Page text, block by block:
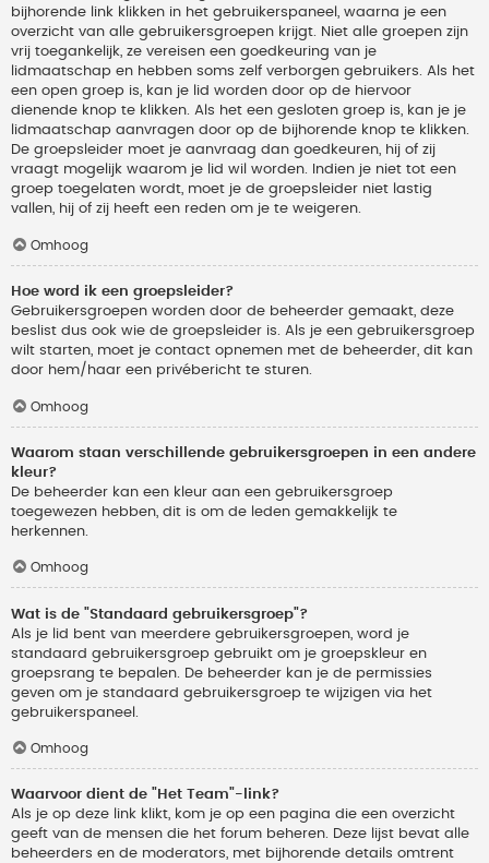
bijhorende link klikken in het gebruikerspaneel, waarna je een
overzicht van alle gebruikersgroepen krijgt. Niet alle groepen zijn
vrij toegankelijk, ze vereisen een goedkeuring van je
lidmaatschap en hebben soms zelf verborgen gebruikers. Als het
een open groep is, kan je lid worden door op de hiervoor
dienende knop te klikken. Als het een gesloten groep is, kan je je
lidmaatschap aanvragen door op de bijhorende knop te klikken.
De groepsleider moet je aanvraag dan goedkeuren, hij of zij
vraagt mogelijk waarom je lid wil worden. Indien je niet tot een
groep toegelaten wordt, moet je de groepsleider niet lastig
vallen, hij of zij heeft een reden om je te weigeren.
Omhoog
Hoe word ik een groepsleider?
Gebruikersgroepen worden door de beheerder gemaakt, deze
beslist dus ook wie de groepsleider is. Als je een gebruikersgroep
wilt starten, moet je contact opnemen met de beheerder, dit kan
door hem/haar een privébericht te sturen.
Omhoog
Waarom staan verschillende gebruikersgroepen in een andere
kleur?
De beheerder kan een kleur aan een gebruikersgroep
toegewezen hebben, dit is om de leden gemakkelijk te
herkennen.
Omhoog
Wat is de "Standaard gebruikersgroep"?
Als je lid bent van meerdere gebruikersgroepen, word je
standaard gebruikersgroep gebruikt om je groepskleur en
groepsrang te bepalen. De beheerder kan je de permissies
geven om je standaard gebruikersgroep te wijzigen via het
gebruikerspaneel.
Omhoog
Waarvoor dient de "Het Team"-link?
Als je op deze link klikt, kom je op een pagina die een overzicht
geeft van de mensen die het forum beheren. Deze lijst bevat alle
beheerders en de moderators, met bijhorende details omtrent